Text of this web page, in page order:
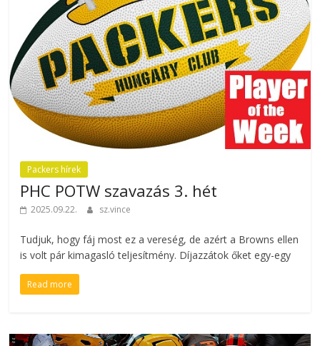
Packers hírek
PHC POTW szavazás 3. hét
2025.09.22. sz.vince
Tudjuk, hogy fáj most ez a vereség, de azért a Browns ellen
is volt pár kimagasló teljesítmény. Díjazzátok őket egy-egy
Read more